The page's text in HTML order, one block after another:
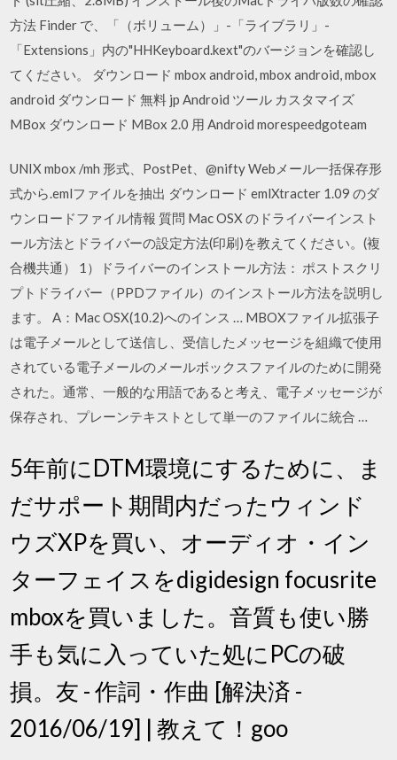
方法 Finder で、「（ボリューム）」-「ライブラリ」-
「Extensions」内の"HHKeyboard.kext"のバージョンを確認し
てください。 ダウンロード mbox android, mbox android, mbox
android ダウンロード 無料 jp Android ツール カスタマイズ
MBox ダウンロード MBox 2.0 用 Android morespeedgoteam
UNIX mbox /mh 形式、PostPet、@nifty Webメール一括保存形
式から.emlファイルを抽出 ダウンロード emlXtracter 1.09 のダ
ウンロードファイル情報 質問 Mac OSX のドライバーインスト
ール方法とドライバーの設定方法(印刷)を教えてください。(複
合機共通） 1）ドライバーのインストール方法： ポストスクリ
プトドライバー（PPDファイル）のインストール方法を説明し
ます。 A：Mac OSX(10.2)へのインス … MBOXファイル拡張子
は電子メールとして送信し、受信したメッセージを組織で使用
されている電子メールのメールボックスファイルのために開発
された。通常、一般的な用語であると考え、電子メッセージが
保存され、プレーンテキストとして単一のファイルに統合 …
5年前にDTM環境にするために、ま
だサポート期間内だったウィンド
ウズXPを買い、オーディオ・イン
ターフェイスをdigidesign focusrite
mboxを買いました。音質も使い勝
手も気に入っていた処にPCの破
損。友 - 作詞・作曲 [解決済 -
2016/06/19] | 教えて！goo